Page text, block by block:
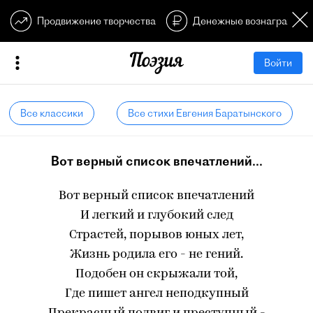
Продвижение творчества Денежные
Войти
Все классики Все стихи Евгения Баратынского
Вот верный список впечатлений...
Вот верный список впечатлений
И легкий и глубокий след
Страстей, порывов юных лет,
Жизнь родила его - не гений.
Подобен он скрыжали той,
Где пишет ангел неподкупный